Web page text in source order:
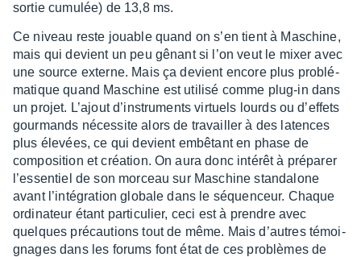
sortie cumu­lée) de 13,8 ms.
Ce niveau reste jouable quand on s’en tient à Maschine,
mais qui devient un peu gênant si l’on veut le mixer avec
une source externe. Mais ça devient encore plus problé­
ma­tique quand Maschine est utilisé comme plug-in dans
un projet. L’ajout d’ins­tru­ments virtuels lourds ou d’ef­fets
gour­mands néces­site alors de travailler à des latences
plus élevées, ce qui devient embê­tant en phase de
compo­si­tion et créa­tion. On aura donc inté­rêt à prépa­rer
l’es­sen­tiel de son morceau sur Maschine stan­da­lone
avant l’in­té­gra­tion globale dans le séquen­ceur. Chaque
ordi­na­teur étant parti­cu­lier, ceci est à prendre avec
quelques précau­tions tout de même. Mais d’autres témoi­
gnages dans les forums font état de ces problèmes de